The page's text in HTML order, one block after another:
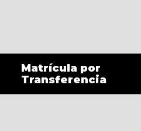
Matrícula por
Transferencia